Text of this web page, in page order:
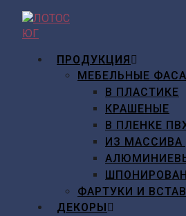
Перейти
содержимому
ПРОДУКЦИЯ
МЕБЕЛЬНЫЕ
В ПЛАСТИКЕ
КРАШЕНЫЕ
В ПЛЕНКЕ
ИЗ МАССИВА
ФАРТУКИ И
ДЕКОРЫ